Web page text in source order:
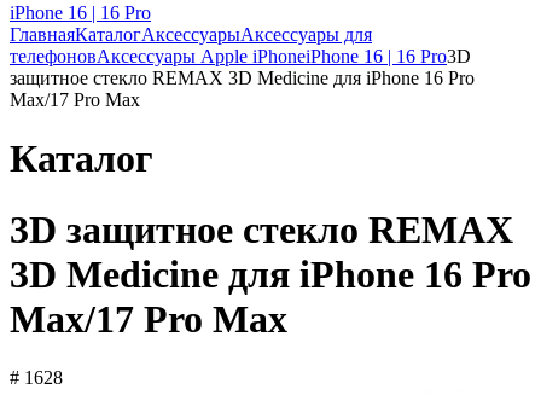
iPhone 16 | 16 Pro
ГлавнаяКаталогАксессуарыАксессуары для
телефоновАксессуары Apple iPhoneiPhone 16 | 16 Pro3D
защитное стекло REMAX 3D Medicine для iPhone 16 Pro
Max/17 Pro Max
Каталог
3D защитное стекло REMAX
3D Medicine для iPhone 16 Pro
Max/17 Pro Max
# 1628